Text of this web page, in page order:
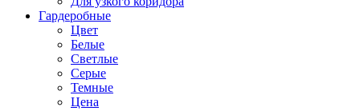
Гардеробные
Цвет
Белые
Светлые
Серые
Темные
Цена